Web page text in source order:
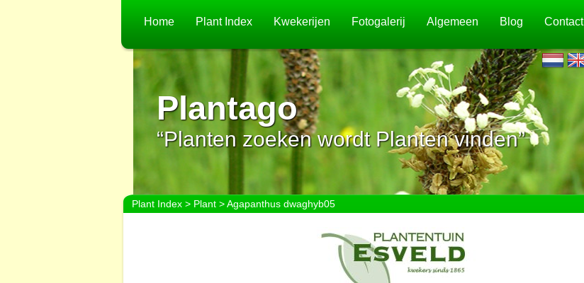
Home Plant Index Kwekerijen Fotogalerij Algemeen Blog Contact
Plantago
“Planten zoeken wordt Planten vinden”
Plant Index> Plant> Agapanthus dwaghyb05